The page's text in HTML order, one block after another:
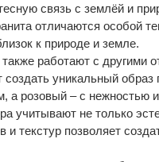
связь с землёй и
отличаются
к природе и земле.
работают с другими
уникальный
а розовый – с нежностью и
учитывают не только
текстур позволяет